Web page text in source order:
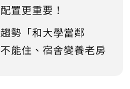
置更重要！
勢「和大學當鄰
能住、宿舍變養老房